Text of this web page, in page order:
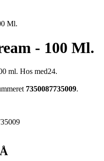
Ml.
- 100 Ml.
ml. Hos med24.
7350087735009.